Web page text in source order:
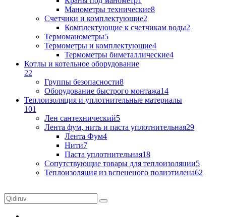
Манометры технические8
Счетчики и комплектующие2
Комплектующие к счетчикам воды2
Термоманометры5
Термометры и комплектующие4
Термометры биметаллические4
Котлы и котельное оборудование
22
Группы безопасности8
Оборудование быстрого монтажа14
Теплоизоляция и уплотнительные материалы
101
Лен сантехнический5
Лента фум, нить и паста уплотнительная29
Лента Фум4
Нити7
Паста уплотнительная18
Сопутствующие товары для теплоизоляции5
Теплоизоляция из вспененого полиэтилена62